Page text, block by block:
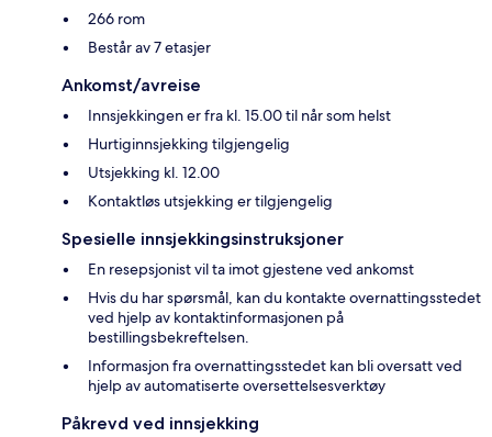
266 rom
Består av 7 etasjer
Ankomst/avreise
Innsjekkingen er fra kl. 15.00 til når som helst
Hurtiginnsjekking tilgjengelig
Utsjekking kl. 12.00
Kontaktløs utsjekking er tilgjengelig
Spesielle innsjekkingsinstruksjoner
En resepsjonist vil ta imot gjestene ved ankomst
Hvis du har spørsmål, kan du kontakte overnattingsstedet
ved hjelp av kontaktinformasjonen på
bestillingsbekreftelsen.
Informasjon fra overnattingsstedet kan bli oversatt ved
hjelp av automatiserte oversettelsesverktøy
Påkrevd ved innsjekking